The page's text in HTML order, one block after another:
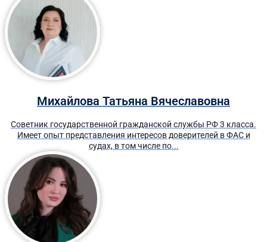
Михайлова Татьяна Вячеславовна
Советник государственной гражданской службы РФ 3 класса.
Имеет опыт представления интересов доверителей в ФАС и
судах, в том числе по...